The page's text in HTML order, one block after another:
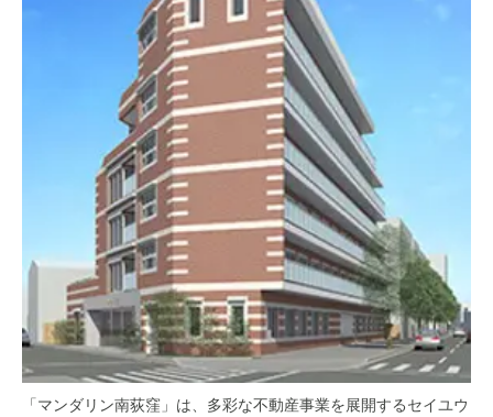
「マンダリン南荻窪」は、多彩な不動産事業を展開するセイユウ